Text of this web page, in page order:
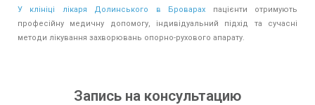
У клініці лікаря Долинського в Броварах пацієнти отримують
професійну медичну допомогу, індивідуальний підхід та сучасні
методи лікування захворювань опорно-рухового апарату.
Запись на консультацию